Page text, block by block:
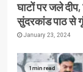
घाटों पर जले
सुंदरकांड पाठ से
January 23, 2024
1 min read